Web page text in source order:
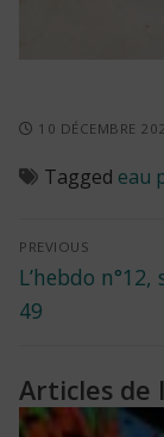
10 DÉCEMBRE
Tagged eau
de
PREVIOUS
Previous
post:
L’hebdo n°12,
49
Articles de